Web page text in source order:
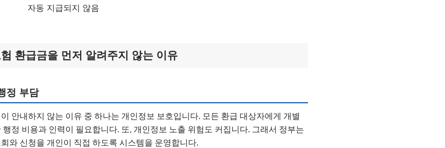
자동 지급되지 않음
환급금을 먼저 알려주지 않는 이유
정 부담
안내하지 않는 이유 중 하나는 개인정보 보호입니다. 모든 환급 대상자에게 개별
정 비용과 인력이 필요합니다. 또, 개인정보 노출 위험도 커집니다. 그래서 정부는
와 신청을 개인이 직접 하도록 시스템을 운영합니다.